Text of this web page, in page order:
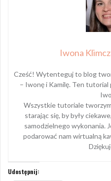
Iwona
Cześć! Wytenteguj to blog
– Iwonę i Kamilę. Ten tutorial
Wszystkie tutoriale
starając się, by były
samodzielnego wykonania.
podarować nam wirtualną
Udostępnij: